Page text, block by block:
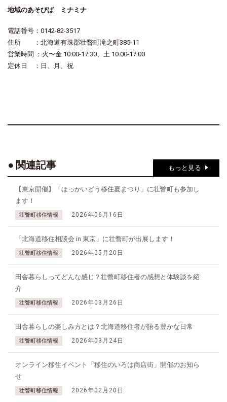
地域のあそびば ミナミナ
電話番号：0142-82-3517
住所 ：北海道有珠郡壮瞥町滝之町385-11
営業時間 ：火〜金 10:00-17:30、土 10:00-17:00
定休日 ：日、月、祝
関連記事 もっと見る
【東京開催】「ほっかいどう移住夏まつり」に壮瞥町も参加し
ます！
壮瞥町移住情報 2026年06月16日
「北海道移住相談会 in 東京」に壮瞥町が出展します！
壮瞥町移住情報 2026年05月20日
田舎暮らしってどんな感じ？壮瞥町移住者の感想と体験談を紹
介
壮瞥町移住情報 2026年03月26日
田舎暮らしの楽しみ方とは？北海道移住者が語る豊かな日常
壮瞥町移住情報 2026年03月24日
オンライン移住イベント「移住のいろは商店街」開催のお知ら
せ
壮瞥町移住情報 2026年02月20日